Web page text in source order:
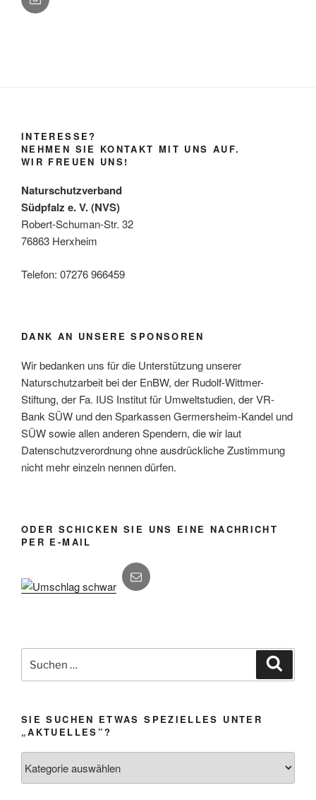
INTERESSE?
NEHMEN SIE KONTAKT MIT UNS AUF.
WIR FREUEN UNS!
Naturschutzverband
Südpfalz e. V. (NVS)
Robert-Schuman-Str. 32
76863 Herxheim
Telefon: 07276 966459
DANK AN UNSERE SPONSOREN
Wir bedanken uns für die Unterstützung unserer
Naturschutzarbeit bei der EnBW, der Rudolf-Wittmer-
Stiftung, der Fa. IUS Institut für Umweltstudien, der VR-
Bank SÜW und den Sparkassen Germersheim-Kandel und
SÜW sowie allen anderen Spendern, die wir laut
Datenschutzverordnung ohne ausdrückliche Zustimmung
nicht mehr einzeln nennen dürfen.
ODER SCHICKEN SIE UNS EINE NACHRICHT
PER E-MAIL
nach:
SIE SUCHEN ETWAS SPEZIELLES UNTER
„AKTUELLES”?
suchen